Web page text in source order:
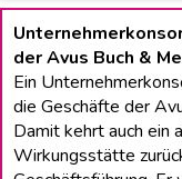
der Avus Buch &
Ein
die Geschäfte der
Damit kehrt auch ein
Wirkungsstätte